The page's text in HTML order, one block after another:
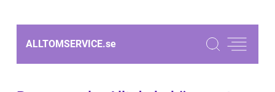
ALLTOMSERVICE.se